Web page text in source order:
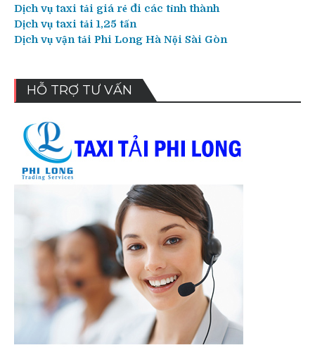
Dịch vụ taxi tải giá rẻ đi các tỉnh thành
Dịch vụ taxi tải 1,25 tấn
Dịch vụ vận tải Phi Long Hà Nội Sài Gòn
HỖ TRỢ TƯ VẤN